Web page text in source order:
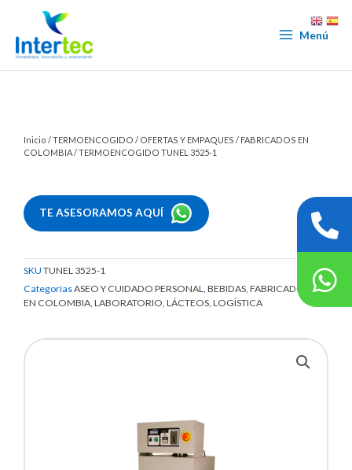
contenido
Menú
Inicio /TERMOENCOGIDO / OFERTAS Y EMPAQUES / FABRICADOS EN
COLOMBIA/ TERMOENCOGIDO TUNEL 3525-1
TE ASESORAMOS AQUÍ
SKU TUNEL 3525-1
CategoríasASEO Y CUIDADO PERSONAL BEBIDAS FABRICADOS
EN COLOMBIA LABORATORIO LÁCTEOS LOGÍSTICA